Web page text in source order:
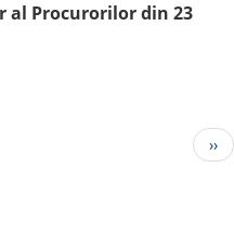
al Procurorilor din 23
››